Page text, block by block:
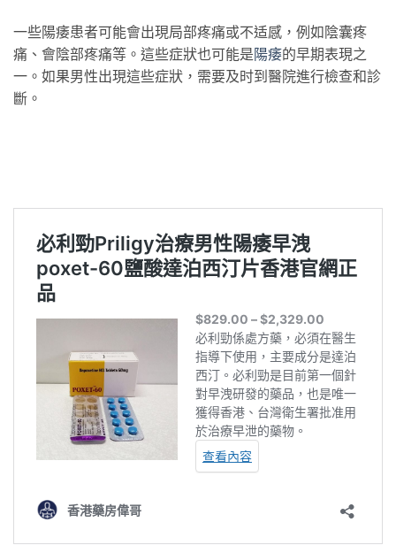
一些陽痿患者可能會出現局部疼痛或不适感，例如陰囊疼
痛、會陰部疼痛等。這些症狀也可能是陽痿的早期表現之
一。如果男性出現這些症狀，需要及时到醫院進行檢查和診
斷。